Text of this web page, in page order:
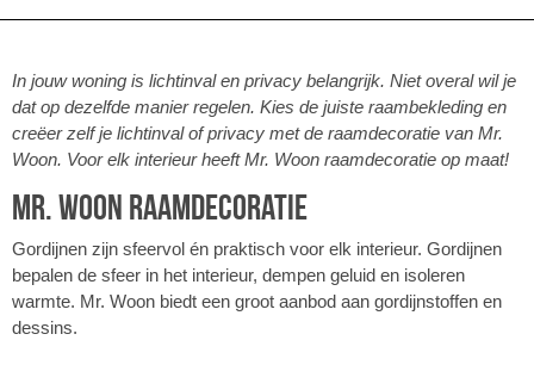
In jouw woning is lichtinval en privacy belangrijk. Niet overal wil je
dat op dezelfde manier regelen. Kies de juiste raambekleding en
creëer zelf je lichtinval of privacy met de raamdecoratie van Mr.
Woon. Voor elk interieur heeft Mr. Woon raamdecoratie op maat!
Mr. Woon raamdecoratie
Gordijnen zijn sfeervol én praktisch voor elk interieur. Gordijnen
bepalen de sfeer in het interieur, dempen geluid en isoleren
warmte. Mr. Woon biedt een groot aanbod aan gordijnstoffen en
dessins.